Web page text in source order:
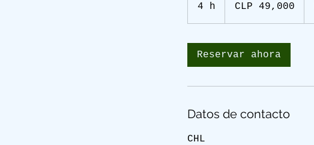
4 h
pesosCLP 49,000
Reservar ahora
Datos de contacto
CHL